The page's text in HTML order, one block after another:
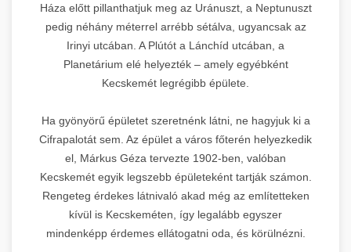
Háza előtt pillanthatjuk meg az Uránuszt, a Neptunuszt
pedig néhány méterrel arrébb sétálva, ugyancsak az
Irinyi utcában. A Plútót a Lánchíd utcában, a
Planetárium elé helyezték – amely egyébként
Kecskemét legrégibb épülete.
Ha gyönyörű épületet szeretnénk látni, ne hagyjuk ki a
Cifrapalotát sem. Az épület a város főterén helyezkedik
el, Márkus Géza tervezte 1902-ben, valóban
Kecskemét egyik legszebb épületeként tartják számon.
Rengeteg érdekes látnivaló akad még az említetteken
kívül is Kecskeméten, így legalább egyszer
mindenképp érdemes ellátogatni oda, és körülnézni.